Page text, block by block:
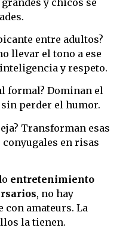
entre adultos?
llevar el tono a ese
y respeto.
formal? Dominan el
perder el humor.
Transforman esas
en risas
entretenimiento
, no hay
con amateurs. La
la tienen.